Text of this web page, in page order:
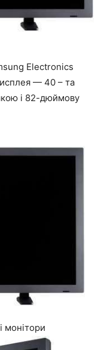
Electronics
— 40 – та
і 82-дюймову
монітори